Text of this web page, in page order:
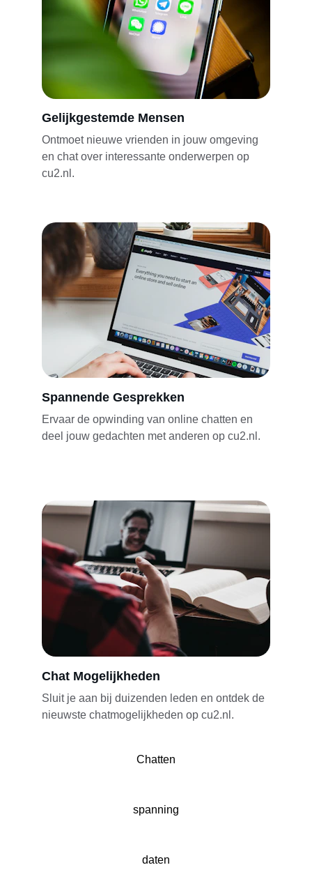
Gelijkgestemde Mensen
Ontmoet nieuwe vrienden in jouw omgeving
en chat over interessante onderwerpen op
cu2.nl.
Spannende Gesprekken
Ervaar de opwinding van online chatten en
deel jouw gedachten met anderen op cu2.nl.
Sluit je aan bij duizenden leden en ontdek de
nieuwste chatmogelijkheden op cu2.nl.
Chat Mogelijkheden
Chatten
spanning
daten